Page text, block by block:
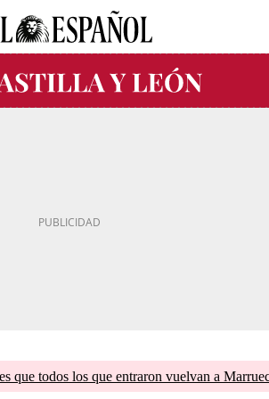
que todos los que entraron vuelvan a